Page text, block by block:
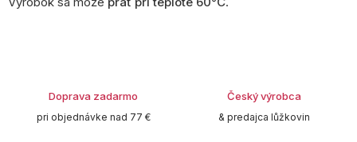
Doprava zadarmo
pri objednávke nad 77 €
Český výrobca
& predajca lůžkovin